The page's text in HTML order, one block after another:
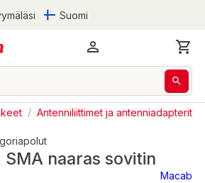
Suomi
/ Antenniliittimet ja antenniadapterit
naaras sovitin
Macab